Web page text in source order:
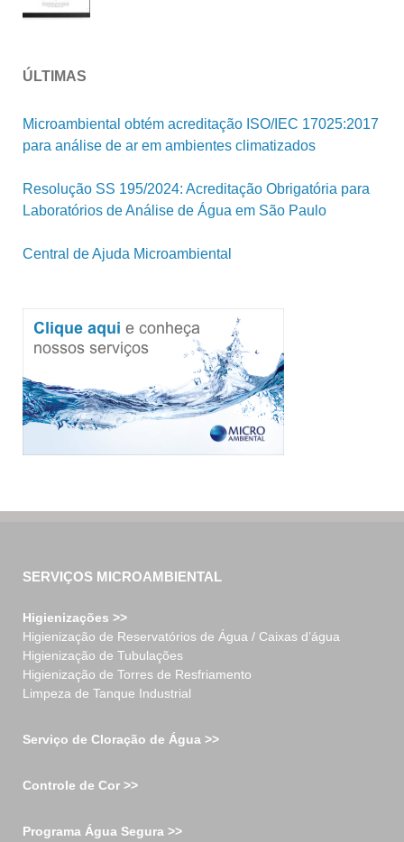
ÚLTIMAS
Microambiental obtém acreditação ISO/IEC 17025:2017
para análise de ar em ambientes climatizados
Resolução SS 195/2024: Acreditação Obrigatória para
Laboratórios de Análise de Água em São Paulo
Central de Ajuda Microambiental
SERVIÇOS MICROAMBIENTAL
Higienizações >>
Higienização de Reservatórios de Água / Caixas d’água
Higienização de Tubulações
Higienização de Torres de Resfriamento
Limpeza de Tanque Industrial
Serviço de Cloração de Água >>
Controle de Cor >>
Programa Água Segura >>